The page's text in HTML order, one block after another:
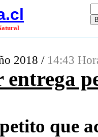
2018 / 14:43
entrega
que